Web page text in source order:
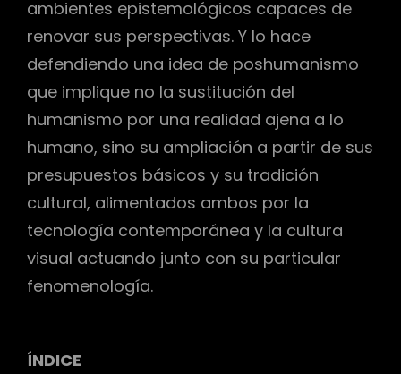
ambientes epistemológicos capaces de
renovar sus perspectivas. Y lo hace
defendiendo una idea de poshumanismo
que implique no la sustitución del
humanismo por una realidad ajena a lo
humano, sino su ampliación a partir de sus
presupuestos básicos y su tradición
cultural, alimentados ambos por la
tecnología contemporánea y la cultura
visual actuando junto con su particular
fenomenología.
ÍNDICE